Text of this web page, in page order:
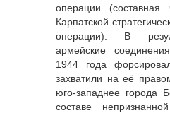
операции (составная
Карпатской
операции). В
армейские
1944 года
захватили на её
юго-западнее города
составе